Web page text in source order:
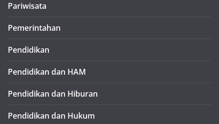
Pariwisata
Pemerintahan
Pendidikan
Pendidikan dan HAM
Pendidikan dan Hiburan
Pendidikan dan Hukum